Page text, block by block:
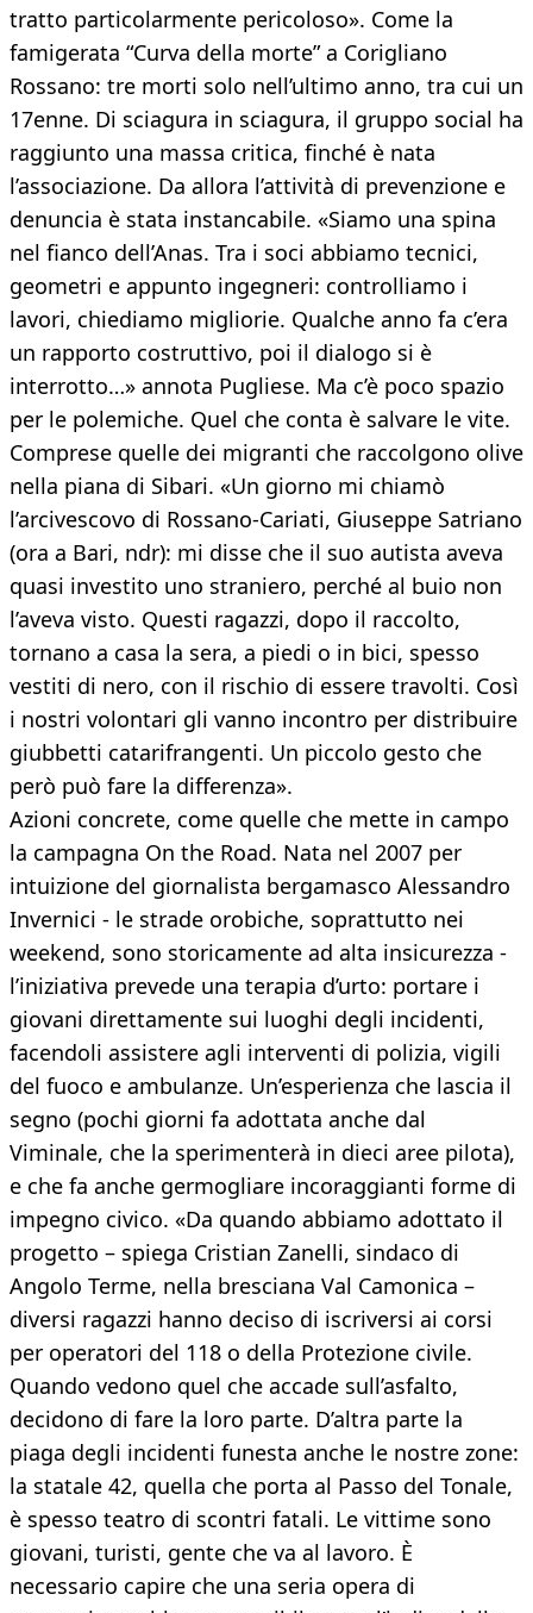
tratto particolarmente pericoloso». Come la
famigerata “Curva della morte” a Corigliano
Rossano: tre morti solo nell’ultimo anno, tra cui un
17enne. Di sciagura in sciagura, il gruppo social ha
raggiunto una massa critica, finché è nata
l’associazione. Da allora l’attività di prevenzione e
denuncia è stata instancabile. «Siamo una spina
nel fianco dell’Anas. Tra i soci abbiamo tecnici,
geometri e appunto ingegneri: controlliamo i
lavori, chiediamo migliorie. Qualche anno fa c’era
un rapporto costruttivo, poi il dialogo si è
interrotto…» annota Pugliese. Ma c’è poco spazio
per le polemiche. Quel che conta è salvare le vite.
Comprese quelle dei migranti che raccolgono olive
nella piana di Sibari. «Un giorno mi chiamò
l’arcivescovo di Rossano-Cariati, Giuseppe Satriano
(ora a Bari, ndr): mi disse che il suo autista aveva
quasi investito uno straniero, perché al buio non
l’aveva visto. Questi ragazzi, dopo il raccolto,
tornano a casa la sera, a piedi o in bici, spesso
vestiti di nero, con il rischio di essere travolti. Così
i nostri volontari gli vanno incontro per distribuire
giubbetti catarifrangenti. Un piccolo gesto che
però può fare la differenza».
Azioni concrete, come quelle che mette in campo
la campagna On the Road. Nata nel 2007 per
intuizione del giornalista bergamasco Alessandro
Invernici - le strade orobiche, soprattutto nei
weekend, sono storicamente ad alta insicurezza -
l’iniziativa prevede una terapia d’urto: portare i
giovani direttamente sui luoghi degli incidenti,
facendoli assistere agli interventi di polizia, vigili
del fuoco e ambulanze. Un’esperienza che lascia il
segno (pochi giorni fa adottata anche dal
Viminale, che la sperimenterà in dieci aree pilota),
e che fa anche germogliare incoraggianti forme di
impegno civico. «Da quando abbiamo adottato il
progetto – spiega Cristian Zanelli, sindaco di
Angolo Terme, nella bresciana Val Camonica –
diversi ragazzi hanno deciso di iscriversi ai corsi
per operatori del 118 o della Protezione civile.
Quando vedono quel che accade sull’asfalto,
decidono di fare la loro parte. D’altra parte la
piaga degli incidenti funesta anche le nostre zone:
la statale 42, quella che porta al Passo del Tonale,
è spesso teatro di scontri fatali. Le vittime sono
giovani, turisti, gente che va al lavoro. È
necessario capire che una seria opera di